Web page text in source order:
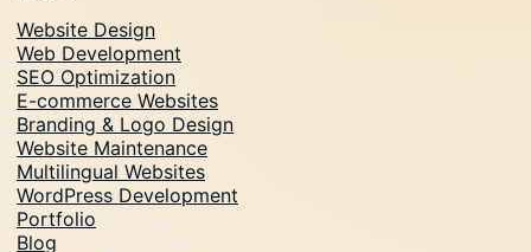
Website Design
Web Development
SEO Optimization
E-commerce Websites
Branding & Logo Design
Website Maintenance
Multilingual Websites
WordPress Development
Portfolio
Blog